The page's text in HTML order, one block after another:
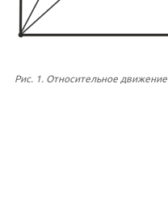
Рис. 1. Относительное движение